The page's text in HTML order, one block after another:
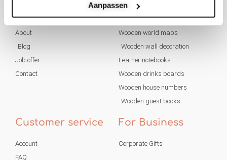
Aanpassen
About
Blog
Job offer
Contact
Products
Wooden world maps
Wooden wall decoration
Leather notebooks
Wooden drinks boards
Wooden house numbers
Wooden guest books
Customer service
Account
FAQ
For Business
Corporate Gifts